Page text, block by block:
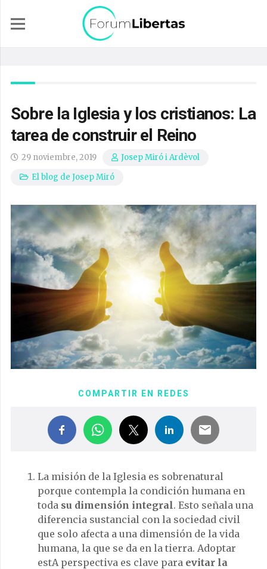
Sobre la Iglesia y los cristianos: La
tarea de construir el Reino
29 noviembre, 2019
Josep Miró i Ardèvol
El blog de Josep Miró
COMPARTIR EN REDES
La misión de la Iglesia es sobrenatural
porque contempla la condición humana en
toda su dimensión integral. Esto señala una
diferencia sustancial con la sociedad civil
que solo afecta a una dimensión de la vida
humana, la que se da en la tierra. Adoptar
estA perspectiva es clave para evitar la